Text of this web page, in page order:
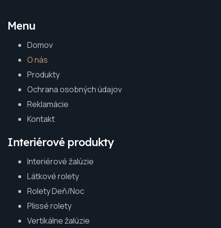
Menu
Domov
O nás
Produkty
Ochrana osobných údajov
Reklamácie
Kontakt
Interiérové produkty
Interiérové žalúzie
Látkové rolety
Rolety Deň/Noc
Plissé rolety
Vertikálne žalúzie